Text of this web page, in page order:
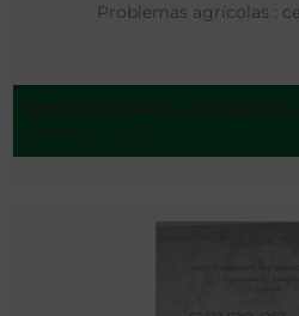
Problemas agrícolas :